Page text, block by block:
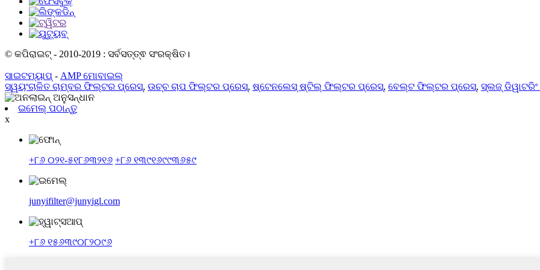
© କପିରାଇଟ୍ - 2010-2019 : ସର୍ବସତ୍ତ୍ଵ ସଂରକ୍ଷିତ।
ସାଇଟମ୍ୟାପ୍ - AMP ମୋବାଇଲ୍
ସ୍ୱୟଂଚାଳିତ ଚାମ୍ବର ଫିଲ୍ଟର ପ୍ରେସ୍, ଉଚ୍ଚ ଚାପ ଫିଲ୍ଟର ପ୍ରେସ୍, ଷ୍ଟେନଲେସ୍ ଷ୍ଟିଲ୍ ଫିଲ୍ଟର ପ୍ରେସ୍, ବେଲ୍ଟ ଫିଲ୍ଟର ପ୍ରେସ୍, ସ୍ଲଜ୍ ଡିୱାଟରିଂ
ଇମେଲ୍ ପଠାନ୍ତୁ
x
+୮୬ ୦୨୧-୫୧୮୬୩୨୧୬ +୮୬ ୧୩୯୧୬୯୯୩୬୫୯
junyifilter@junyigl.com
+୮୬ ୧୫୬୩୯୦୮୨୦୯୬